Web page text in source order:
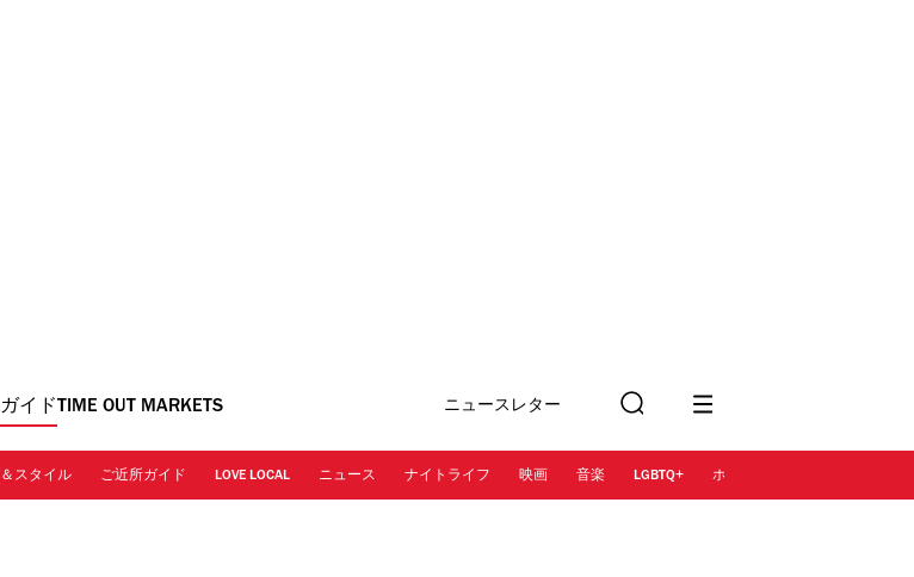
イド TIME OUT MARKETS ニュースレター
に登録
索
スタイル ご近所ガイド LOVE LOCAL ニュース ナイトライフ 映画 音楽 LGBTQ+ ホテル